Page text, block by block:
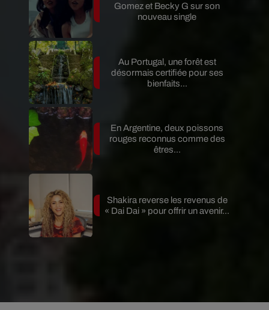
Gomez et Becky G sur son
nouveau single
Au Portugal, une forêt est
désormais certifiée pour ses
bienfaits...
En Argentine, deux poissons
rouges reconnus comme des
êtres...
Shakira reverse les revenus de
« Dai Dai » pour offrir un avenir...